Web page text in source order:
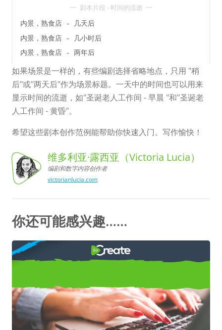
剧本片段 - 时间的流逝
内景，熟食店 - 几天后
内景，熟食店 - 几小时后
内景，熟食店 - 两年后
如果场景是一样的，有些编剧选择省略地点，只用 "稍
后"或"两天后"作为场景标题。一天中的时间也可以用来
显示时间的流逝，如"圣诞老人工作间 - 早晨 "和"圣诞老
人工作间 - 黄昏"。
希望这些剧本创作范例能帮助你快速入门。写作愉快！
维多利亚·露西亚（Victoria
Lucia）,
编剧和数字内容创作者
维多利亚·露西亚（Victoria Lucia）
编剧和数字内容创作者
victorianlucia.com
你还可能感兴趣……
如何